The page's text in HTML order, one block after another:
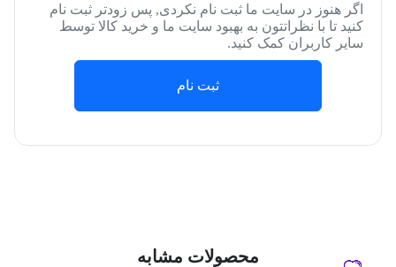
اگر هنوز در سایت ما ثبت نام نکردی, پس زودتر ثبت نام
کنید تا با نظراتتون به بهبود سایت ما و خرید کالا توسط
سایر کاربران کمک کنید.
ثبت نام
محصولات مشابه